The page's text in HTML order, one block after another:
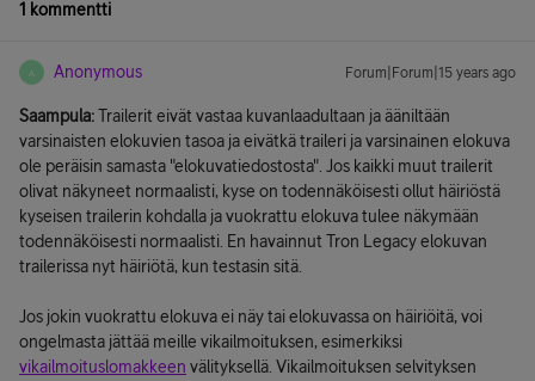
1 kommentti
A Anonymous Forum|Forum|15 years ago
Saampula:Trailerit eivät vastaa kuvanlaadultaan ja ääniltään
varsinaisten elokuvien tasoa ja eivätkä traileri ja varsinainen elokuva
ole peräisin samasta "elokuvatiedostosta". Jos kaikki muut trailerit
olivat näkyneet normaalisti, kyse on todennäköisesti ollut häiriöstä
kyseisen trailerin kohdalla ja vuokrattu elokuva tulee näkymään
todennäköisesti normaalisti. En havainnut Tron Legacy elokuvan
trailerissa nyt häiriötä, kun testasin sitä.
Jos jokin vuokrattu elokuva ei näy tai elokuvassa on häiriöitä, voi
ongelmasta jättää meille vikailmoituksen, esimerkiksi
vikailmoituslomakkeen välityksellä. Vikailmoituksen selvityksen